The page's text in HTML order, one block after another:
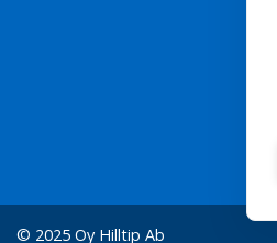
© 2025 Oy Hilltip Ab